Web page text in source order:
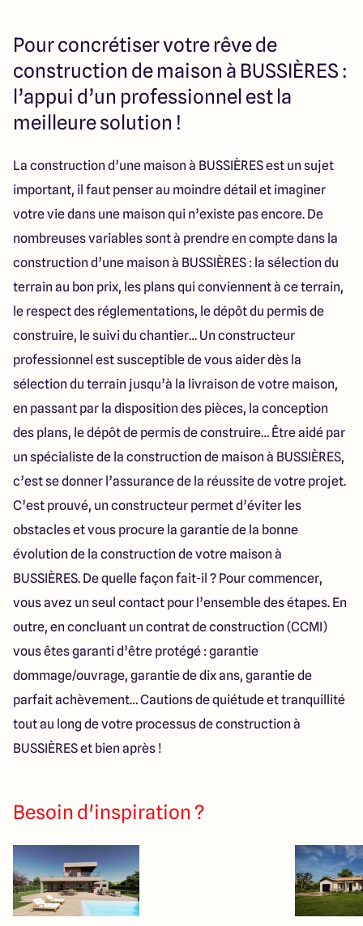
Pour concrétiser votre rêve de
construction de maison à BUSSIÈRES :
l’appui d’un professionnel est la
meilleure solution !
La construction d’une maison à BUSSIÈRES est un sujet
important, il faut penser au moindre détail et imaginer
votre vie dans une maison qui n’existe pas encore. De
nombreuses variables sont à prendre en compte dans la
construction d’une maison à BUSSIÈRES : la sélection du
terrain au bon prix, les plans qui conviennent à ce terrain,
le respect des réglementations, le dépôt du permis de
construire, le suivi du chantier… Un constructeur
professionnel est susceptible de vous aider dès la
sélection du terrain jusqu’à la livraison de votre maison,
en passant par la disposition des pièces, la conception
des plans, le dépôt de permis de construire… Être aidé par
un spécialiste de la construction de maison à BUSSIÈRES,
c’est se donner l’assurance de la réussite de votre projet.
C’est prouvé, un constructeur permet d’éviter les
obstacles et vous procure la garantie de la bonne
évolution de la construction de votre maison à
BUSSIÈRES. De quelle façon fait-il ? Pour commencer,
vous avez un seul contact pour l’ensemble des étapes. En
outre, en concluant un contrat de construction (CCMI)
vous êtes garanti d’être protégé : garantie
dommage/ouvrage, garantie de dix ans, garantie de
parfait achèvement… Cautions de quiétude et tranquillité
tout au long de votre processus de construction à
BUSSIÈRES et bien après !
Besoin d'inspiration ?